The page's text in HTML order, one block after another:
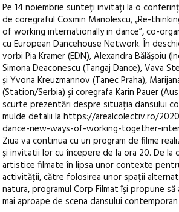
Pe 14 noiembrie sunteți invitați la o
de coregraful Cosmin Manolescu, „Re-
of working internationally in dance”, co-
cu European Dancehouse Network. În
vorbi Pia Kramer (EDN), Alexandra Bălășoiu
Simona Deaconescu (Tangaj Dance), Vava
și Yvona Kreuzmannov (Tanec Praha),
(Station/Serbia) și coregrafa Karin Pauer
scurte prezentări despre situația dansului
mulde detalii la https://arealcolectiv.ro/
dance-new-ways-of-working-together-
Ziua va continua cu un program de filme
și invitatii lor cu începere de la ora 20. De la
artistice filmate în lipsa unor contexte
activității, către folosirea unor spații
natura, programul Corp Filmat își propune să
mai aproape de scena dansului contemporan